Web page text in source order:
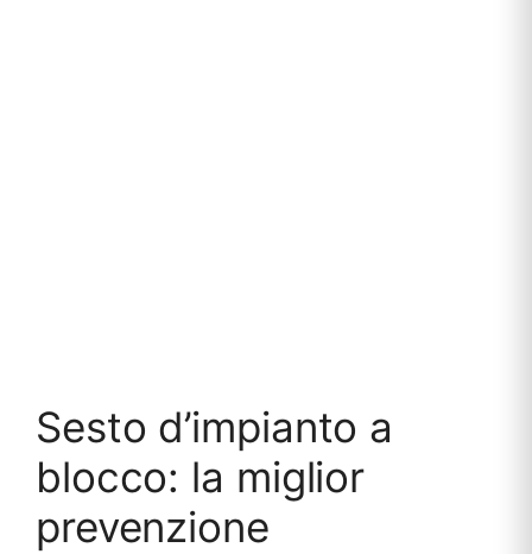
Sesto d’impianto a
blocco: la miglior
prevenzione